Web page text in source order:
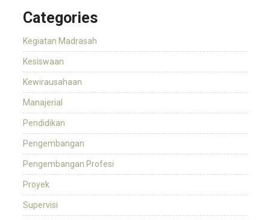
Categories
Kegiatan Madrasah
Kesiswaan
Kewirausahaan
Manajerial
Pendidikan
Pengembangan
Pengembangan Profesi
Proyek
Supervisi